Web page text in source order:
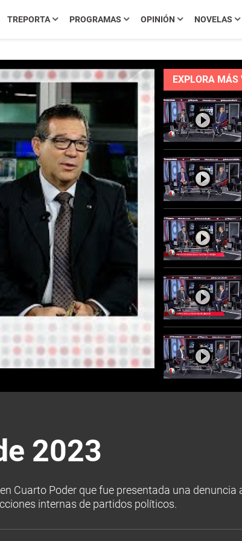
TREPORTA PROGRAMAS OPINIÓN NOVELAS
EXPLORA MÁS
2023
Cuarto Poder que fue presentada una
internas de partidos políticos.